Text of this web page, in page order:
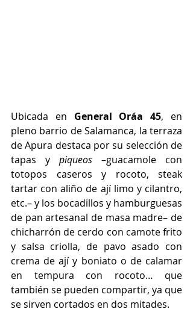
Ubicada en General Oráa 45, en
pleno barrio de Salamanca, la terraza
de Apura destaca por su selección de
tapas y piqueos –guacamole con
totopos caseros y rocoto, steak
tartar con aliño de ají limo y cilantro,
etc.– y los bocadillos y hamburguesas
de pan artesanal de masa madre– de
chicharrón de cerdo con camote frito
y salsa criolla, de pavo asado con
crema de ají y boniato o de calamar
en tempura con rocoto… que
también se pueden compartir, ya que
se sirven cortados en dos mitades.